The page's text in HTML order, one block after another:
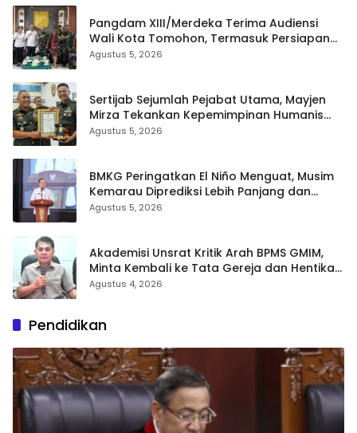
Pangdam XIII/Merdeka Terima Audiensi
Wali Kota Tomohon, Termasuk Persiapan
TIFF
Agustus 5, 2026
Sertijab Sejumlah Pejabat Utama, Mayjen
Mirza Tekankan Kepemimpinan Humanis
dan Profesional
Agustus 5, 2026
BMKG Peringatkan El Niño Menguat, Musim
Kemarau Diprediksi Lebih Panjang dan
Kering pada Agustus–September
Agustus 5, 2026
Akademisi Unsrat Kritik Arah BPMS GMIM,
Minta Kembali ke Tata Gereja dan Hentikan
Polarisasi
Agustus 4, 2026
Pendidikan